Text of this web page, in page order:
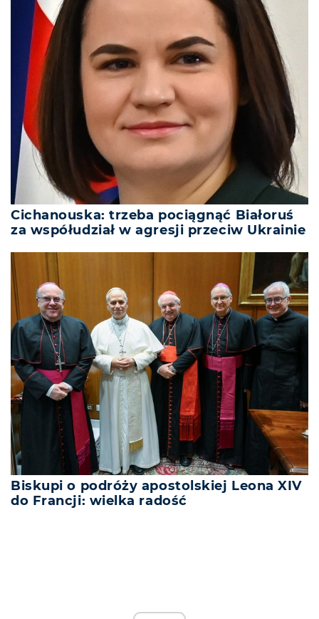
Cichanouska: trzeba pociągnąć Białoruś
za współudział w agresji przeciw Ukrainie
Biskupi o podróży apostolskiej Leona XIV
do Francji: wielka radość